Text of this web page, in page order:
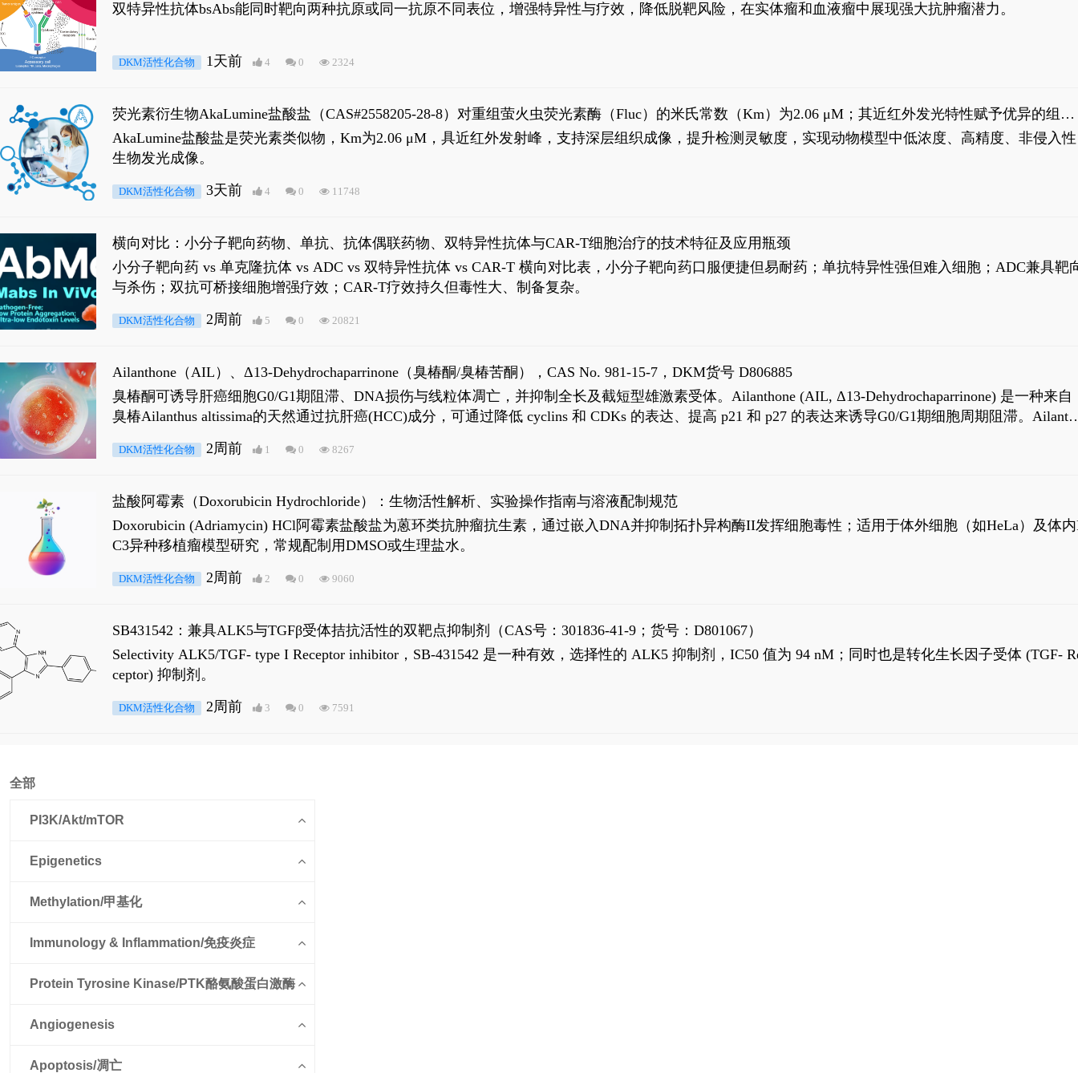
双特异性抗体bsAbs能同时靶向两种抗原或同一抗原不同表位，增强特异性与疗效，降低脱靶风险，在实体瘤和血液瘤中展现强大抗肿瘤潜力。
DKM活性化合物 1天前 4 0 2324
荧光素衍生物AkaLumine盐酸盐（CAS#2558205-28-8）对重组萤火虫荧光素酶（Fluc）的米氏常数（Km）为2.06 μM；其近红外发光特性赋予优异的组织
穿透能力，大幅增强成像信噪比，从而实现活体动物模型中极低给药剂量下的高灵敏度、非侵入式生物发光动态追踪。
AkaLumine盐酸盐是荧光素类似物，Km为2.06 μM，具近红外发射峰，支持深层组织成像，提升检测灵敏度，实现动物模型中低浓度、高精度、非侵入性
生物发光成像。
DKM活性化合物 3天前 4 0 11748
横向对比：小分子靶向药物、单抗、抗体偶联药物、双特异性抗体与CAR-T细胞治疗的技术特征及应用瓶颈
小分子靶向药 vs 单克隆抗体 vs ADC vs 双特异性抗体 vs CAR-T 横向对比表，小分子靶向药口服便捷但易耐药；单抗特异性强但难入细胞；ADC兼具靶
与杀伤；双抗可桥接细胞增强疗效；CAR-T疗效持久但毒性大、制备复杂。
DKM活性化合物 2周前 5 0 20821
Ailanthone（AIL）、Δ13-Dehydrochaparrinone（臭椿酮/臭椿苦酮），CAS No. 981-15-7，DKM货号 D806885
臭椿酮可诱导肝癌细胞G0/G1期阻滞、DNA损伤与线粒体凋亡，并抑制全长及截短型雄激素受体。Ailanthone (AIL, Δ13-Dehydrochaparrinone) 是一种来自
臭椿Ailanthus altissima的天然通过抗肝癌(HCC)成分，可通过降低 cyclins 和 CDKs 的表达、提高 p21 和 p27 的表达来诱导G0/G1期细胞周期阻滞。
是全长 Androgen Receptor (AR-FL)和组成型活性截断AR剪接变体(AR-Vs, AR1-651)的抑制剂，对应的IC50值分别为69 nM和309 nM。
DKM活性化合物 2周前 1 0 8267
盐酸阿霉素（Doxorubicin Hydrochloride）：生物活性解析、实验操作指南与溶液配制规范
Doxorubicin (Adriamycin) HCl阿霉素盐酸盐为蒽环类抗肿瘤抗生素，通过嵌入DNA并抑制拓扑异构酶II发挥细胞毒性；适用于体外细胞（如HeLa）及体内
C3异种移植瘤模型研究，常规配制用DMSO或生理盐水。
DKM活性化合物 2周前 2 0 9060
SB431542：兼具ALK5与TGFβ受体拮抗活性的双靶点抑制剂（CAS号：301836-41-9；货号：D801067）
Selectivity ALK5/TGF- type I Receptor inhibitor，SB-431542 是一种有效，选择性的 ALK5 抑制剂，IC50 值为 94 nM；同时也是转化生长因子受体 (TGF-
ceptor) 抑制剂。
DKM活性化合物 2周前 3 0 7591
全部
PI3K/Akt/mTOR
Epigenetics
Methylation/甲基化
Immunology & Inflammation/免疫炎症
Protein Tyrosine Kinase/PTK酪氨酸蛋白激酶
Angiogenesis
Apoptosis/凋亡